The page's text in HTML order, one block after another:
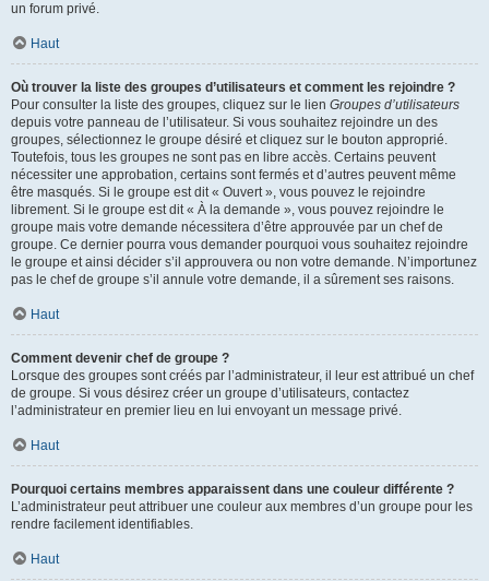
un forum privé.
Haut
Où trouver la liste des groupes d’utilisateurs et comment les rejoindre ?
Pour consulter la liste des groupes, cliquez sur le lien Groupes d’utilisateurs
depuis votre panneau de l’utilisateur. Si vous souhaitez rejoindre un des
groupes, sélectionnez le groupe désiré et cliquez sur le bouton approprié.
Toutefois, tous les groupes ne sont pas en libre accès. Certains peuvent
nécessiter une approbation, certains sont fermés et d’autres peuvent même
être masqués. Si le groupe est dit « Ouvert », vous pouvez le rejoindre
librement. Si le groupe est dit « À la demande », vous pouvez rejoindre le
groupe mais votre demande nécessitera d’être approuvée par un chef de
groupe. Ce dernier pourra vous demander pourquoi vous souhaitez rejoindre
le groupe et ainsi décider s’il approuvera ou non votre demande. N’importunez
pas le chef de groupe s’il annule votre demande, il a sûrement ses raisons.
Haut
Comment devenir chef de groupe ?
Lorsque des groupes sont créés par l’administrateur, il leur est attribué un chef
de groupe. Si vous désirez créer un groupe d’utilisateurs, contactez
l’administrateur en premier lieu en lui envoyant un message privé.
Haut
Pourquoi certains membres apparaissent dans une couleur différente ?
L’administrateur peut attribuer une couleur aux membres d’un groupe pour les
rendre facilement identifiables.
Haut